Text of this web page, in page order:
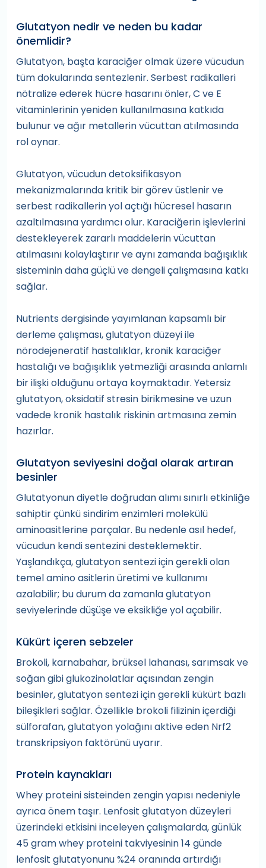
Glutatyon nedir ve neden bu kadar
önemlidir?
Glutatyon, başta karaciğer olmak üzere vücudun
tüm dokularında sentezlenir. Serbest radikalleri
nötralize ederek hücre hasarını önler, C ve E
vitaminlerinin yeniden kullanılmasına katkıda
bulunur ve ağır metallerin vücuttan atılmasında
rol oynar.
Glutatyon, vücudun detoksifikasyon
mekanizmalarında kritik bir görev üstlenir ve
serbest radikallerin yol açtığı hücresel hasarın
azaltılmasına yardımcı olur. Karaciğerin işlevlerini
destekleyerek zararlı maddelerin vücuttan
atılmasını kolaylaştırır ve aynı zamanda bağışıklık
sisteminin daha güçlü ve dengeli çalışmasına katkı
sağlar.
Nutrients dergisinde yayımlanan kapsamlı bir
derleme çalışması, glutatyon düzeyi ile
nörodejeneratif hastalıklar, kronik karaciğer
hastalığı ve bağışıklık yetmezliği arasında anlamlı
bir ilişki olduğunu ortaya koymaktadır. Yetersiz
glutatyon, oksidatif stresin birikmesine ve uzun
vadede kronik hastalık riskinin artmasına zemin
hazırlar.
Glutatyon seviyesini doğal olarak artıran
besinler
Glutatyonun diyetle doğrudan alımı sınırlı etkinliğe
sahiptir çünkü sindirim enzimleri molekülü
aminoasitlerine parçalar. Bu nedenle asıl hedef,
vücudun kendi sentezini desteklemektir.
Yaşlandıkça, glutatyon sentezi için gerekli olan
temel amino asitlerin üretimi ve kullanımı
azalabilir; bu durum da zamanla glutatyon
seviyelerinde düşüşe ve eksikliğe yol açabilir.
Kükürt içeren sebzeler
Brokoli, karnabahar, brüksel lahanası, sarımsak ve
soğan gibi glukozinolatlar açısından zengin
besinler, glutatyon sentezi için gerekli kükürt bazlı
bileşikleri sağlar. Özellikle brokoli filizinin içerdiği
sülforafan, glutatyon yolağını aktive eden Nrf2
transkripsiyon faktörünü uyarır.
Protein kaynakları
Whey proteini sisteinden zengin yapısı nedeniyle
ayrıca önem taşır. Lenfosit glutatyon düzeyleri
üzerindeki etkisini inceleyen çalışmalarda, günlük
45 gram whey proteini takviyesinin 14 günde
lenfosit glutatyonunu %24 oranında artırdığı